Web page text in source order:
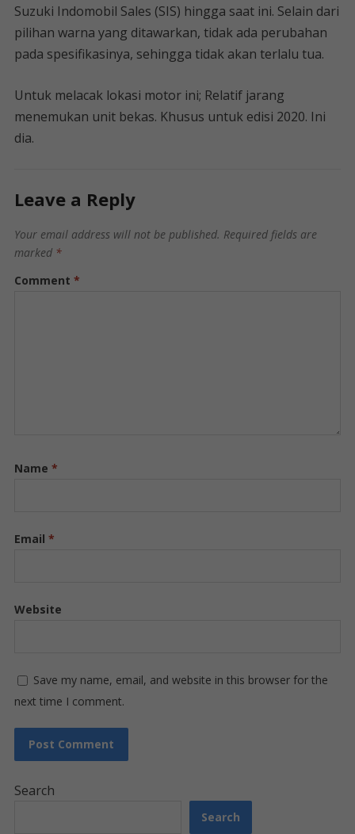
Suzuki Indomobil Sales (SIS) hingga saat ini. Selain dari
pilihan warna yang ditawarkan, tidak ada perubahan
pada spesifikasinya, sehingga tidak akan terlalu tua.
Untuk melacak lokasi motor ini; Relatif jarang
menemukan unit bekas. Khusus untuk edisi 2020. Ini
dia.
Leave a Reply
Your email address will not be published. Required fields are
marked *
Comment *
Name *
Email *
Website
Save my name, email, and website in this browser for the
next time I comment.
Search
Search